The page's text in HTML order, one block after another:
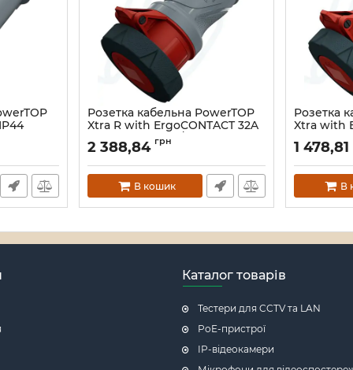
Розетка кабельна PowerTOP
Xtra R with ErgoCONTACT 32A
4п 6г 400B, IP67/IP69
Артикул:33_00000009552
2 388,84 грн
В кошик
Розетка
Xtra with
Артикул:
1 478,81
В
Каталог товарів
Тестери для CCTV та LAN
PoE-пристрої
IP-відеокамери